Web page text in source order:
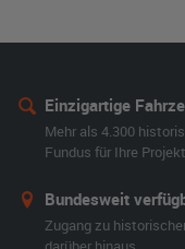
Einzigartige
Mehr als 4.300
Fundus für Ihre
Bundesweit
Zugang zu